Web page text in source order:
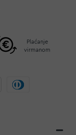
Plaćanje
virmanom